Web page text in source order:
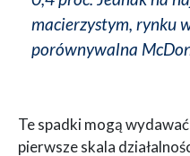
macierzystym, rynku
porównywalna
Te spadki mogą
pierwsze skala